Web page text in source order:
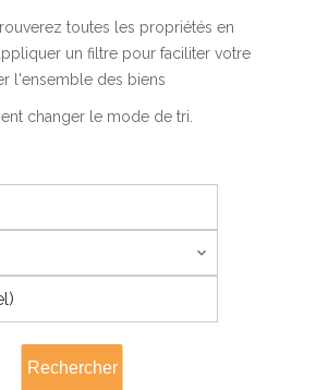
toutes les propriétés en
un filtre pour faciliter votre
l'ensemble des biens
changer le mode de tri.
Rechercher